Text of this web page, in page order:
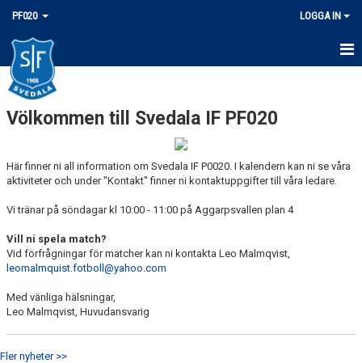
PF020 LOGGA IN
HEM
NYHETER
MATCHER
BILDGALLERI
DOKUMENT
Völkommen till Svedala IF PF020
Här finner ni all information om Svedala IF P0020. I kalendern kan ni se våra
aktiviteter och under "Kontakt" finner ni kontaktuppgifter till våra ledare.
Vi tränar på söndagar kl 10:00 - 11:00 på Aggarpsvallen plan 4
Vill ni spela match?
Vid förfrågningar för matcher kan ni kontakta Leo Malmqvist,
leomalmquist.fotboll@yahoo.com
Med vänliga hälsningar,
Leo Malmqvist, Huvudansvarig
Fler nyheter >>